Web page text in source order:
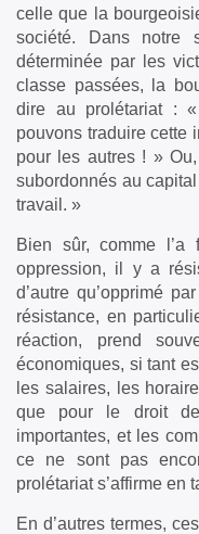
celle que la
société. Dans notre
déterminée par les
classe passées, la
dire au prolétariat :
pouvons traduire cette
pour les autres ! »
subordonnés au
travail. »
Bien sûr, comme
oppression, il y a
d’autre qu’opprimé
résistance, en
réaction, prend
économiques, si tant
les salaires, les
que pour le droit
importantes, et les
ce ne sont pas
prolétariat s’affirme en
En d’autres termes,